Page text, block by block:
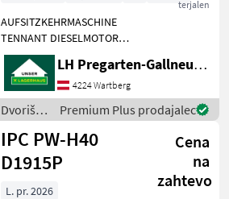
terjalen
AUFSITZKEHRMASCHINE
TENNANT DIESELMOTOR
HOCHENTLEHRUNG
BAUJAHR 2000 1
SEITENBESEN
!!PRIVATVERKAUF!!
Dvoriščna mehanizacija
Čistilna oprema
LH Pregarten-Gallneukirchen, Pregarten
4224 Wartberg
Dvoriščna
mehanizacija
/
Sonstige
Premium Plus prodajalec
IPC PW-H40
D1915P
Cena
na
zahtevo
L. pr. 2026